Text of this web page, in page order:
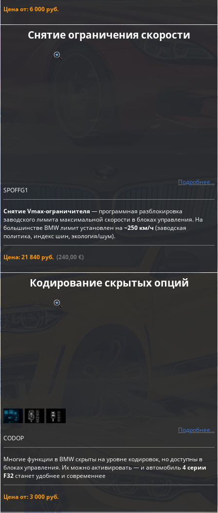
Цена от: 6 000 руб.
Снятие ограничения скорости
Подробнее...
SPOFFG1
Снятие Vmax-ограничителя— программная разблокировка
заводского лимита максимальной скорости в блоках управления. На
большинстве BMW лимит установлен на ~250 км/ч (заводская
политика, индекс шин, экология/шум).
Цена: 21 840 руб. (240,00 €)
Кодирование скрытых опций
Подробнее...
CODOP
Многие функции в BMW скрыты на уровне кодировок, но доступны в
блоках управления. Их можно активировать — и автомобиль4 серии
F32станет удобнее и современнее
Цена от: 3 000 руб.